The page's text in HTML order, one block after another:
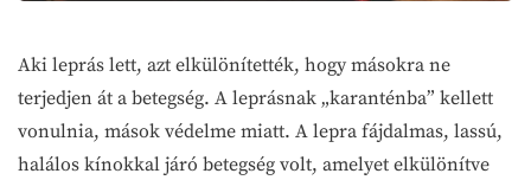
Aki leprás lett, azt elkülönítették, hogy másokra ne
terjedjen át a betegség. A leprásnak „karanténba” kellett
vonulnia, mások védelme miatt. A lepra fájdalmas, lassú,
halálos kínokkal járó betegség volt, amelyet elkülönítve